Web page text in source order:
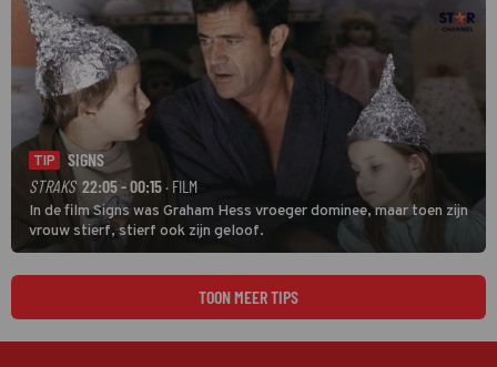
TIP
SIGNS
STRAKS 22:05 - 00:15 · FILM
In de film Signs was Graham Hess vroeger dominee, maar toen zijn
vrouw stierf, stierf ook zijn geloof.
TOON MEER TIPS